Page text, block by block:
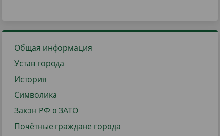
Общая информация
Устав города
История
Символика
Закон РФ о ЗАТО
Почётные граждане города